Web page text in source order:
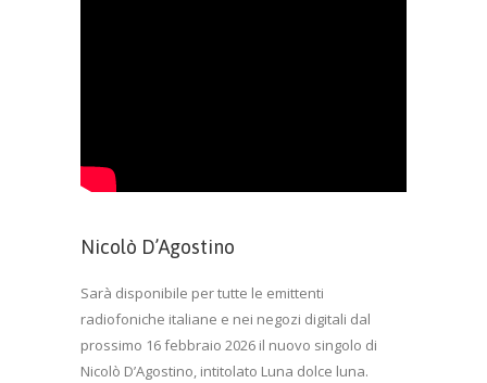
Nicolò D’Agostino
Sarà disponibile per tutte le emittenti
radiofoniche italiane e nei negozi digitali dal
prossimo 16 febbraio 2026 il nuovo singolo di
Nicolò D’Agostino, intitolato Luna dolce luna.